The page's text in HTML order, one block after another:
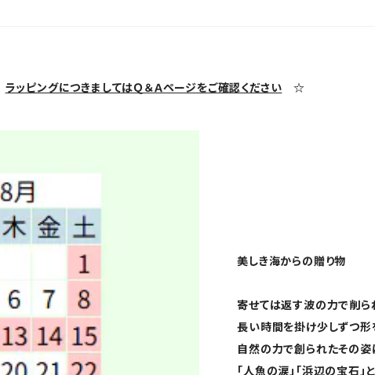
ラッピングにつきましてはＱ＆Ａページをご確認ください ☆
美しき海からの贈り物
寄せては返す波の力で削ら
長い時間を掛け少しずつ形
自然の力で創られたその姿
「人魚の涙」「浜辺の宝石